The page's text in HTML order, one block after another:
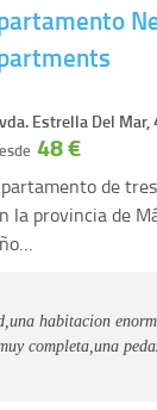
Estrella Del Mar,
48 €
de
la provincia de
habitacion
completa,una